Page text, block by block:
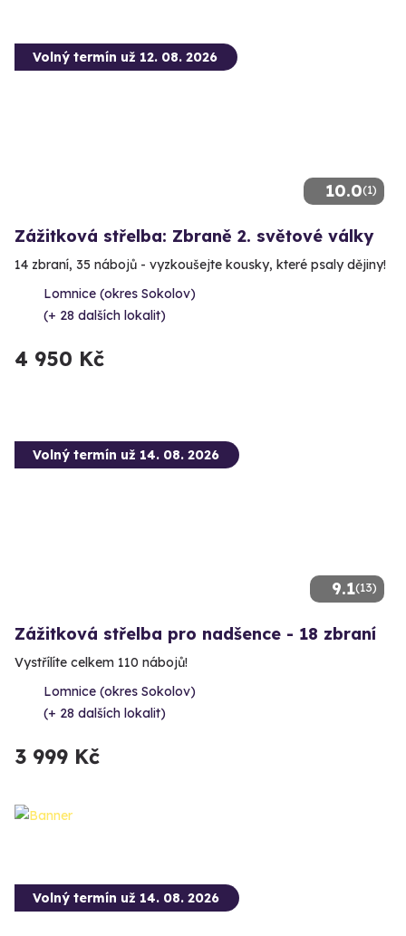
10.0(1)
Volný termín už 12. 08. 2026
Zážitková střelba: Zbraně 2. světové války
14 zbraní, 35 nábojů - vyzkoušejte kousky, které psaly dějiny!
Lomnice (okres Sokolov)
(+ 28 dalších lokalit)
4 950 Kč
9.1(13)
Volný termín už 14. 08. 2026
Zážitková střelba pro nadšence - 18 zbraní
Vystřílíte celkem 110 nábojů!
Lomnice (okres Sokolov)
(+ 28 dalších lokalit)
3 999 Kč
Volný termín už 14. 08. 2026